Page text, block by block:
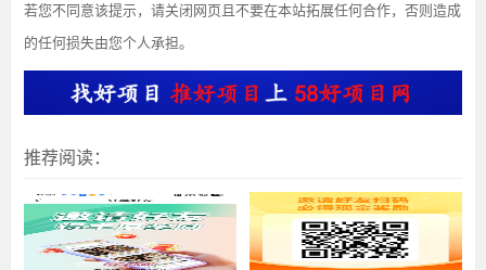
若您不同意该提示，请关闭网页且不要在本站拓展任何合作，否则造成
的任何损失由您个人承担。
推荐阅读：